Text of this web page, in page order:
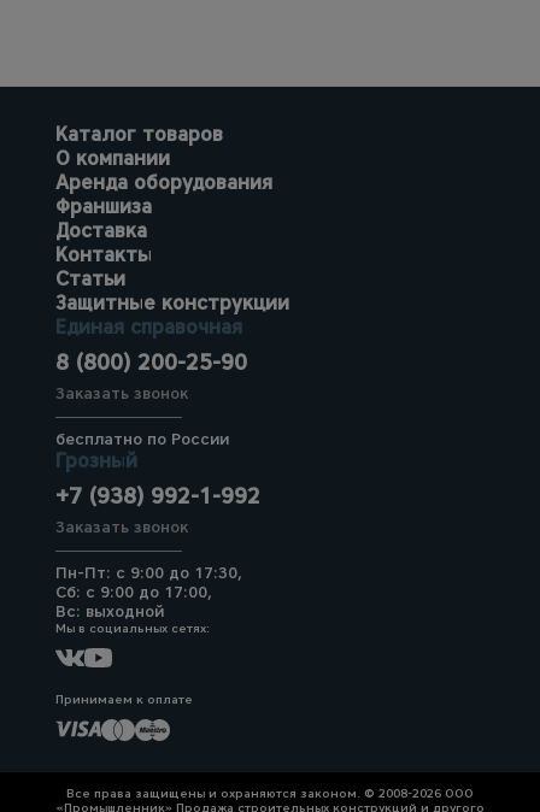
Каталог товаров
О компании
Аренда оборудования
Франшиза
Доставка
Контакты
Статьи
Защитные конструкции
Единая справочная
8 (800) 200-25-90
Заказать звонок
бесплатно по России
Грозный
+7 (938) 992-1-992
Заказать звонок
Пн-Пт: с 9:00 до 17:30,
Сб: с 9:00 до 17:00,
Вс: выходной
Мы в социальных сетях:
Принимаем к оплате
Все права защищены и охраняются законом. © 2008-2026 ООО
«Промышленник» Продажа строительных конструкций и другого